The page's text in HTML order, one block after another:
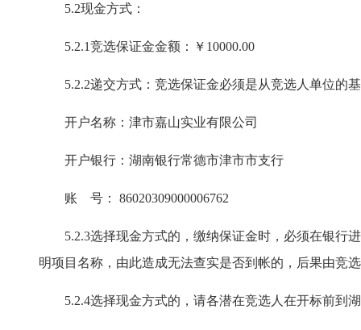
5.2现金方式：
5.2.1竞选保证金金额：￥ 10000.00
5.2.2递交方式：竞选保证金必须是从竞选人单位
开户名称： 津市嘉山实业有限公司
开户银行： 湖南银行常德市津市市支行
账 号： 86020309000006762
5.2.3选择现金方式的， 缴纳保证金时，必须在银
明项目名称，由此造成无法查实是否到帐的，后果由
5.2.4选择现金方式的， 请各潜在竞选人在开标前到湖